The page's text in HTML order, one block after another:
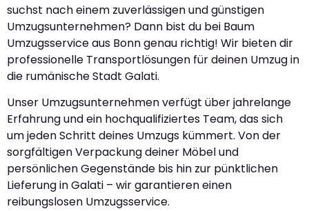
suchst nach einem zuverlässigen und günstigen
Umzugsunternehmen? Dann bist du bei Baum
Umzugsservice aus Bonn genau richtig! Wir bieten dir
professionelle Transportlösungen für deinen Umzug in
die rumänische Stadt Galati.
Unser Umzugsunternehmen verfügt über jahrelange
Erfahrung und ein hochqualifiziertes Team, das sich
um jeden Schritt deines Umzugs kümmert. Von der
sorgfältigen Verpackung deiner Möbel und
persönlichen Gegenstände bis hin zur pünktlichen
Lieferung in Galati – wir garantieren einen
reibungslosen Umzugsservice.